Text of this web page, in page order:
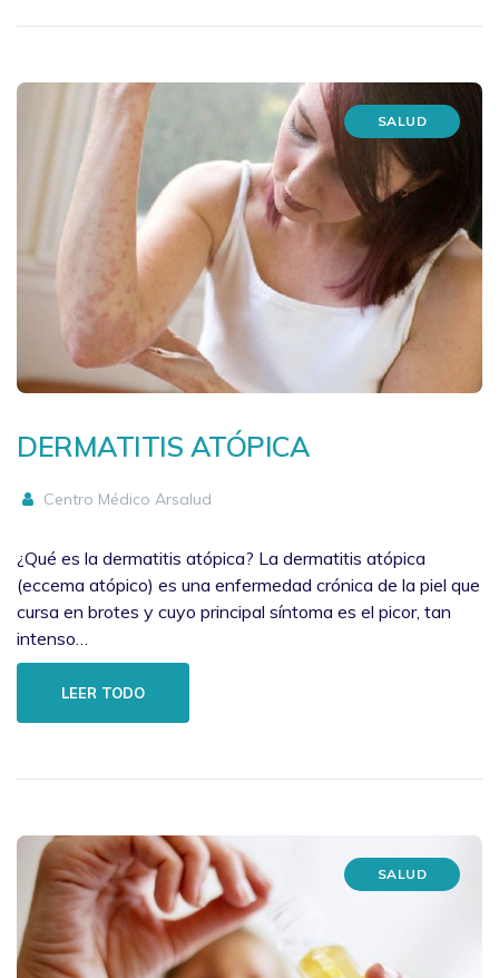
SALUD
DERMATITIS ATÓPICA
Centro Médico Arsalud
¿Qué es la dermatitis atópica? La dermatitis atópica
(eccema atópico) es una enfermedad crónica de la piel que
cursa en brotes y cuyo principal síntoma es el picor, tan
intenso…
LEER TODO
SALUD